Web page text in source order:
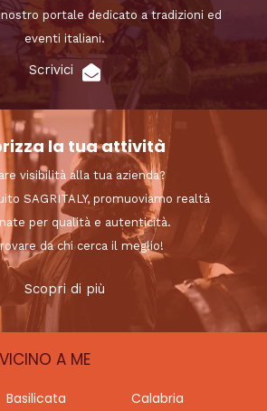
portale dedicato a tradizioni ed
eventi italiani.
Scrivici
la tua attività
visibilità alla tua azienda?
SAGRITALY, promuoviamo realtà
per qualità e autenticità.
da chi cerca il meglio!
Scopri di più
A ME
Basilicata
Calabria